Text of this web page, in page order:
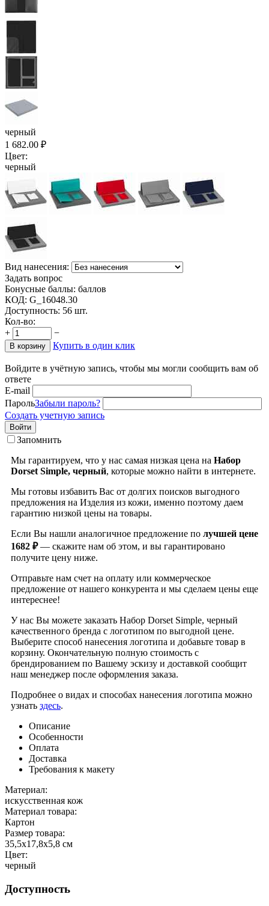
черный
1 682.00 ₽
Цвет:
черный
Вид нанесения:
Задать вопрос
Бонусные баллы: баллов
КОД: G_16048.30
Доступность: 56 шт.
Кол-во:
+
−
В корзину Купить в один клик
Войдите в учётную запись, чтобы мы могли сообщить вам об
ответе
E-mail
ПарольЗабыли пароль?
Создать учетную запись
Войти
Запомнить
Мы гарантируем, что у нас самая низкая цена на Набор
Dorset Simple, черный, которые можно найти в интернете.
Мы готовы избавить Вас от долгих поисков выгодного
предложения на Изделия из кожи, именно поэтому даем
гарантию низкой цены на товары.
Если Вы нашли аналогичное предложение по лучшей цене
1682 ₽— скажите нам об этом, и вы гарантировано
получите цену ниже.
Отправьте нам счет на оплату или коммерческое
предложение от нашего конкурента и мы сделаем цены еще
интереснее!
У нас Вы можете заказать Набор Dorset Simple, черный
качественного бренда с логотипом по выгодной цене.
Выберите способ нанесения логотипа и добавьте товар в
корзину. Окончательную полную стоимость с
брендированием по Вашему эскизу и доставкой сообщит
наш менеджер после оформления заказа.
Подробнее о видах и способах нанесения логотипа можно
узнать здесь.
Описание
Особенности
Оплата
Доставка
Требования к макету
Материал:
искусственная кож
Материал товара:
Картон
Размер товара:
35,5х17,8х5,8 см
Цвет:
черный
Доступность